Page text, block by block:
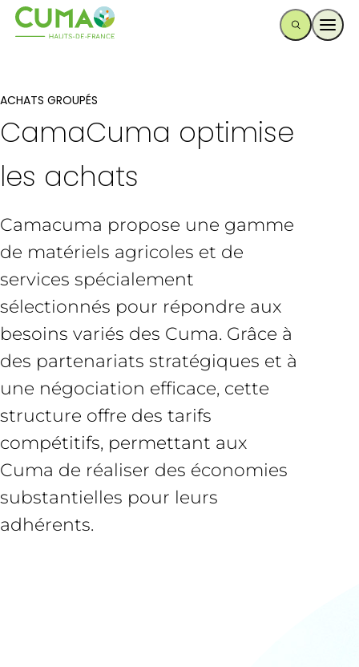
ACHATS GROUPÉS
CamaCuma optimise
les achats
Camacuma propose une gamme
de matériels agricoles et de
services spécialement
sélectionnés pour répondre aux
besoins variés des Cuma. Grâce à
des partenariats stratégiques et à
une négociation efficace, cette
structure offre des tarifs
compétitifs, permettant aux
Cuma de réaliser des économies
substantielles pour leurs
adhérents.